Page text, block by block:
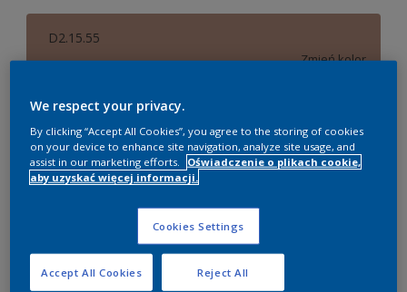
D2.15.55
Zmień kolor
0,84 litra
0,84 litra
0,9 litra
2,18 litra
Ilość Kalkulator farby
Oblicz
Dodaj do listy zakupów
We respect your privacy.
By clicking “Accept All Cookies”, you agree to the storing of cookies
on your device to enhance site navigation, analyze site usage, and
assist in our marketing efforts.
Oświadczenie o plikach cookie,
aby uzyskać więcej informacji.
Cookies Settings
Reject All
Accept All Cookies